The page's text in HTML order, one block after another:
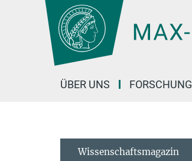
Hauptinhalt
ÜBER UNS FORSCHUNG
Wissenschaftsmagazin